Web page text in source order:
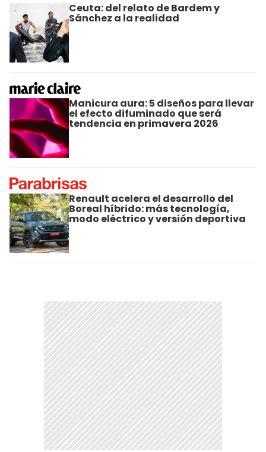
Ceuta: del relato de Bardem y
Sánchez a la realidad
Manicura aura: 5 diseños para llevar
el efecto difuminado que será
tendencia en primavera 2026
Renault acelera el desarrollo del
Boreal híbrido: más tecnología,
modo eléctrico y versión deportiva